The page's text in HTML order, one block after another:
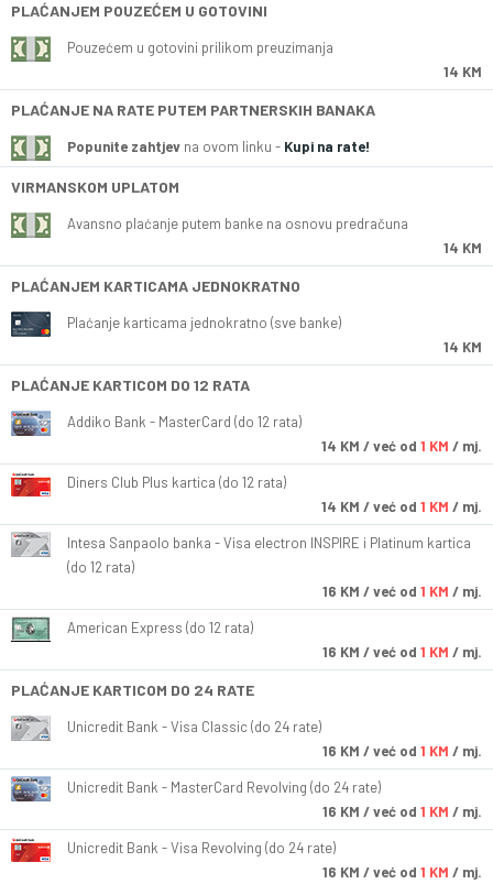
PLAĆANJEM POUZEĆEM U GOTOVINI
Pouzećem u gotovini prilikom preuzimanja
14 KM
PLAĆANJE NA RATE PUTEM PARTNERSKIH BANAKA
Popunite zahtjev na ovom linku - Kupi na rate!
VIRMANSKOM UPLATOM
Avansno plaćanje putem banke na osnovu predračuna
14 KM
PLAĆANJEM KARTICAMA JEDNOKRATNO
Plaćanje karticama jednokratno (sve banke)
14 KM
PLAĆANJE KARTICOM DO 12 RATA
Addiko Bank - MasterCard (do 12 rata)
14 KM / već od 1 KM / mj.
Diners Club Plus kartica (do 12 rata)
14 KM / već od 1 KM / mj.
Intesa Sanpaolo banka - Visa electron INSPIRE i Platinum kartica
(do 12 rata)
16 KM / već od 1 KM / mj.
American Express (do 12 rata)
16 KM / već od 1 KM / mj.
PLAĆANJE KARTICOM DO 24 RATE
Unicredit Bank - Visa Classic (do 24 rate)
16 KM / već od 1 KM / mj.
Unicredit Bank - MasterCard Revolving (do 24 rate)
16 KM / već od 1 KM / mj.
Unicredit Bank - Visa Revolving (do 24 rate)
16 KM / već od 1 KM / mj.